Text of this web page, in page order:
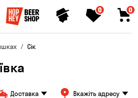
0 0
Сік
Доставка Вкажіть адресу